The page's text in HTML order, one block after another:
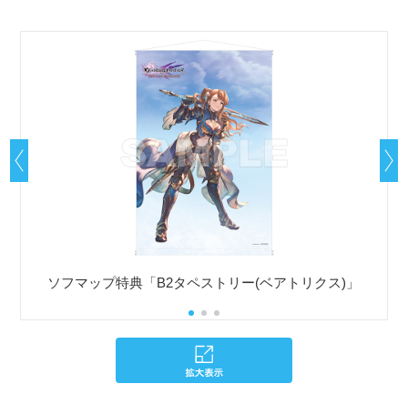
ソフマップ特典「B2タペストリー(ベアトリクス)」